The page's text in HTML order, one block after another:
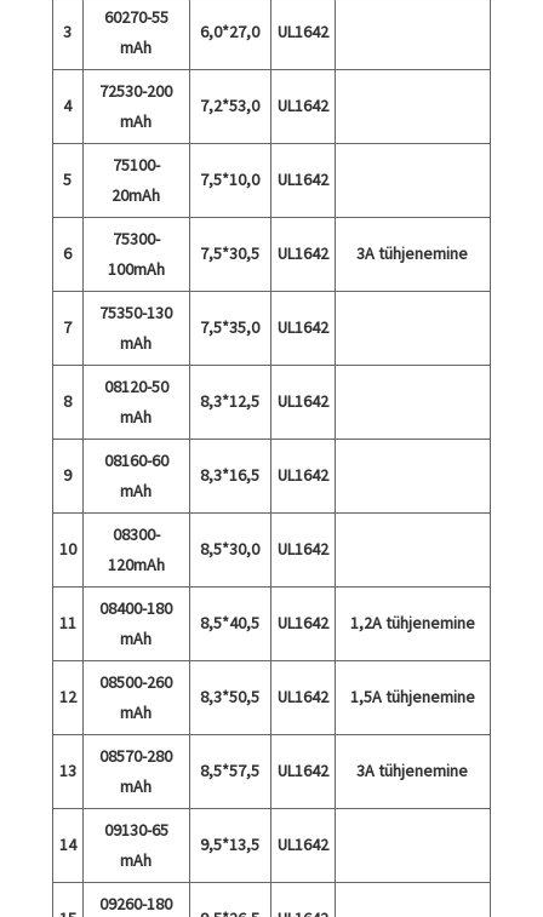
3
60270-55
mAh
6,0*27,0 UL1642
4
72530-200
mAh
7,2*53,0 UL1642
5
75100-
20mAh
7,5*10,0 UL1642
6
75300-
100mAh
7,5*30,5 UL1642 3A tühjenemine
7
75350-130
mAh
7,5*35,0 UL1642
8
08120-50
mAh
8,3*12,5 UL1642
9
08160-60
mAh
8,3*16,5 UL1642
10
08300-
120mAh
8,5*30,0 UL1642
11
08400-180
mAh
8,5*40,5 UL1642 1,2A tühjenemine
12
08500-260
mAh
8,3*50,5 UL1642 1,5A tühjenemine
13
08570-280
mAh
8,5*57,5 UL1642 3A tühjenemine
14
09130-65
mAh
9,5*13,5 UL1642
09260-180